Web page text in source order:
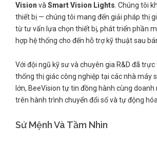
Vision và Smart Vision Lights . Chúng tôi
thiết bị — chúng tôi mang đến giải pháp thị
từ tư vấn lựa chọn thiết bị, phát triển phần
hợp hệ thống cho đến hỗ trợ kỹ thuật sau
Với đội ngũ kỹ sư và chuyên gia R&D đã
thống thị giác công nghiệp tại các nhà máy
lớn, BeeVision tự tin đồng hành cùng doanh
trên hành trình chuyển đổi số và tự động
Sứ Mệnh Và Tầm Nhìn